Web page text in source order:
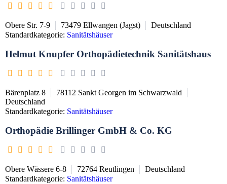
Obere Str. 7-9 73479 Ellwangen (Jagst)
Deutschland
Standardkategorie: Sanitätshäuser
Helmut Knupfer Orthopädietechnik Sanitätshaus
Bärenplatz 8 78112 Sankt Georgen im Schwarzwald
Deutschland
Standardkategorie: Sanitätshäuser
Orthopädie Brillinger GmbH & Co. KG
Obere Wässere 6-8 72764 Reutlingen
Deutschland
Standardkategorie: Sanitätshäuser